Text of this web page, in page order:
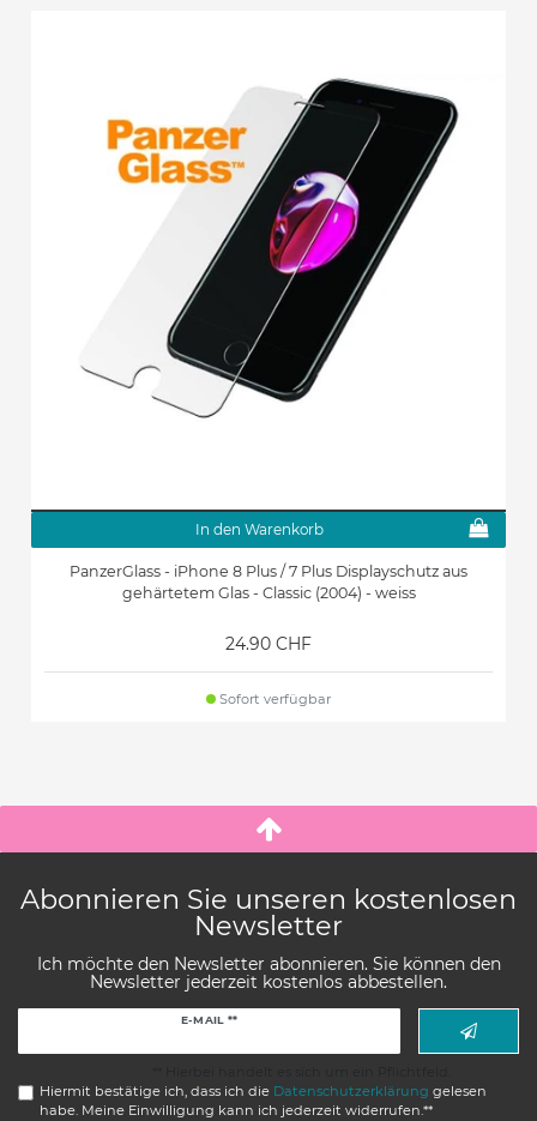
In den Warenkorb
PanzerGlass - iPhone 8 Plus / 7 Plus Displayschutz aus
gehärtetem Glas - Classic (2004) - weiss
24.90 CHF
Sofort verfügbar
Abonnieren Sie unseren kostenlosen
Newsletter
Ich möchte den Newsletter abonnieren. Sie können den
Newsletter jederzeit kostenlos abbestellen.
E-MAIL **
Hiermit bestätige ich, dass ich die Daten­schutz­erklärung gelesen
habe. Meine Einwilligung kann ich jederzeit widerrufen.**